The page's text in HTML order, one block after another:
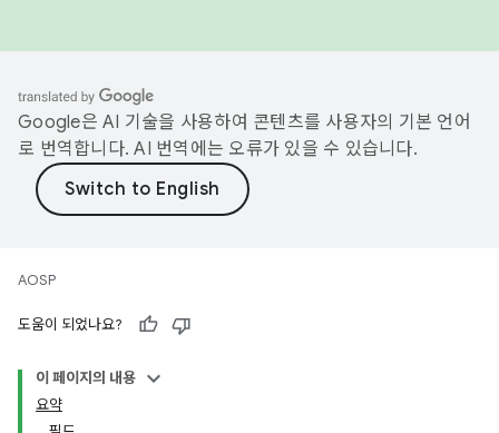
Google은 AI 기술을 사용하여 콘텐츠를 사용자의 기본 언어
로 번역합니다. AI 번역에는 오류가 있을 수 있습니다.
AOSP
도움이 되었나요?
이 페이지의 내용
요약